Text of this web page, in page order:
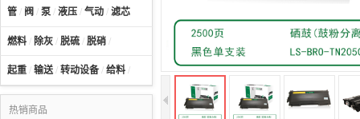
管 / 阀 / 泵 / 液压 / 气动 / 滤芯
燃料 / 除灰 / 脱硫 / 脱硝 /
起重 / 输送/ 转动设备 / 给料 /
热销商品